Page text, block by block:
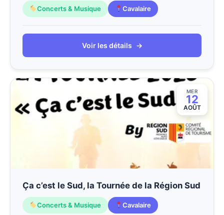
Concerts & Musique Cavalaire
Voir les détails →
MER
12
AOÛT
Ça c’est le Sud, la Tournée de la Région Sud
Concerts & Musique Cavalaire